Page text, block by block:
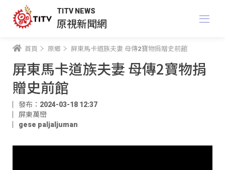
TITV NEWS
原視新聞網
首頁 原鄉 屏東馬卡道族夫妻 母傳2寶物捐贈史前館
屏東馬卡道族夫妻 母傳2寶物捐
贈史前館
發布：2024-03-18 12:37
屏東萬巒
gese paljaljuman